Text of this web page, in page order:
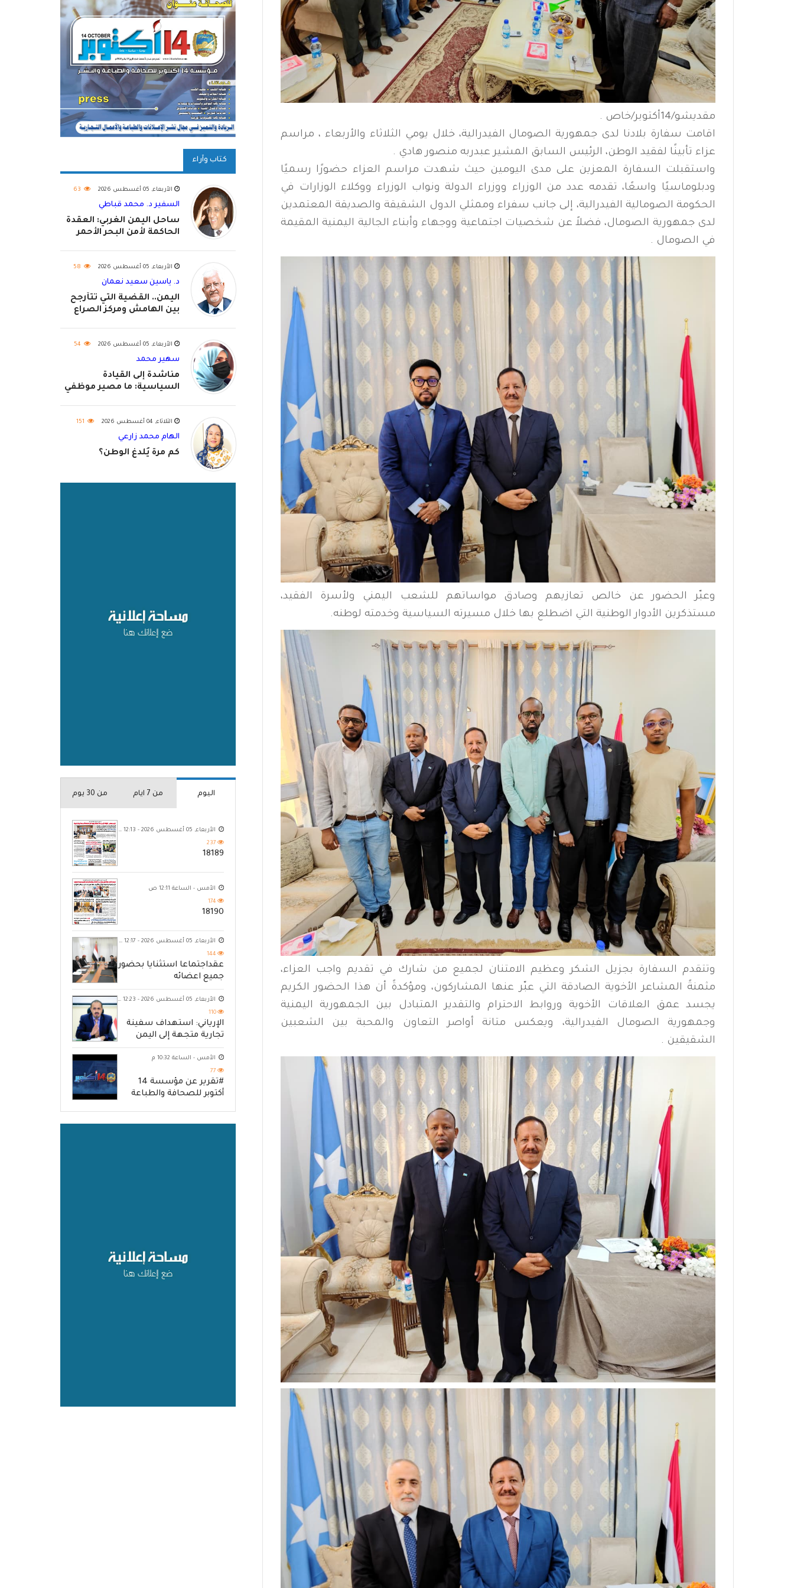
مقديشو/14أكتوبر/خاص .
اقامت سفارة بلادنا لدى جمهورية الصومال الفيدرالية، خلال يومي الثلاثاء والأربعاء ، مراسم
عزاء تأبينًا لفقيد الوطن، الرئيس السابق المشير عبدربه منصور هادي .
واستقبلت السفارة المعزين على مدى اليومين حيث شهدت مراسم العزاء حضورًا رسميًا
ودبلوماسيًا واسعًا، تقدمه عدد من الوزراء ووزراء الدولة ونواب الوزراء ووكلاء الوزارات في
الحكومة الصومالية الفيدرالية، إلى جانب سفراء وممثلي الدول الشقيقة والصديقة المعتمدين
لدى جمهورية الصومال، فضلاً عن شخصيات اجتماعية ووجهاء وأبناء الجالية اليمنية المقيمة
في الصومال .
وعبّر الحضور عن خالص تعازيهم وصادق مواساتهم للشعب اليمني ولأسرة الفقيد،
مستذكرين الأدوار الوطنية التي اضطلع بها خلال مسيرته السياسية وخدمته لوطنه.
وتتقدم السفارة بجزيل الشكر وعظيم الامتنان لجميع من شارك في تقديم واجب العزاء،
مثمنةً المشاعر الأخوية الصادقة التي عبّر عنها المشاركون، ومؤكدةً أن هذا الحضور الكريم
يجسد عمق العلاقات الأخوية وروابط الاحترام والتقدير المتبادل بين الجمهورية اليمنية
وجمهورية الصومال الفيدرالية، ويعكس متانة أواصر التعاون والمحبة بين الشعبين
الشقيقين .
كتاب وآراء
الأربعاء, 05 أغسطس 2026 63
السفير د. محمد قباطي
ساحل اليمن الغربي: العقدة
الحاكمة لأمن البحر الأحمر
الأربعاء, 05 أغسطس 2026 58
د. ياسين سعيد نعمان
اليمن.. القضية التي تتأرجح
بين الهامش ومركز الصراع
الأربعاء, 05 أغسطس 2026 54
سهير محمد
مناشدة إلى القيادة
السياسية: ما مصير موظفي
الثلاثاء, 04 أغسطس 2026 151
الهام محمد زارعي
كم مرة يُلدغ الوطن؟
اليوم من 7 ايام من 30 يوم
الأربعاء, 05 أغسطس 2026 - 12:13 ص
237
18189
الأمس - الساعة 12:11 ص
174
18190
الأربعاء, 05 أغسطس 2026 - 12:17 ص
144
عقداجتماعا استثنايا بحضور
جميع اعضائه
الأربعاء, 05 أغسطس 2026 - 12:23 ص
110
الإرياني: استهداف سفينة
تجارية متجهة إلى اليمن
يكشف حصار الحوثي للشعب
الأمس - الساعة 10:32 م
77
#تقرير عن مؤسسة 14
أكتوبر للصحافة والطباعة